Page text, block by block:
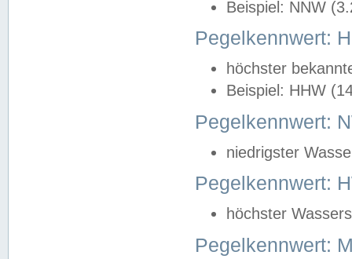
Beispiel: NNW
Pegelkennwert:
höchster
Beispiel: HHW
Pegelkennwert:
niedrigster
Pegelkennwert:
höchster
Pegelkennwert: